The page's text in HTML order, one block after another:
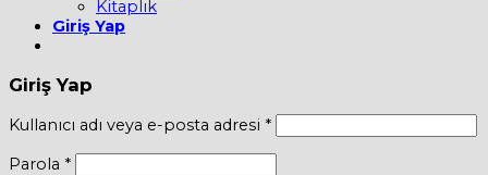
Kitaplık
Giriş Yap
Giriş Yap
Kullanıcı adı veya e-posta adresi *
Parola *